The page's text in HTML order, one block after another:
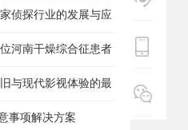
侦探行业的发展与应
河南干燥综合征患者
与现代影视体验的最
事项解决方案